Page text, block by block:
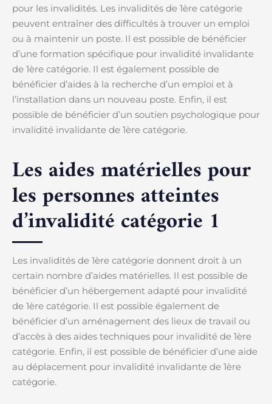
pour les invalidités. Les invalidités de 1ère catégorie
peuvent entraîner des difficultés à trouver un emploi
ou à maintenir un poste. Il est possible de bénéficier
d’une formation spécifique pour invalidité invalidante
de 1ère catégorie. Il est également possible de
bénéficier d’aides à la recherche d’un emploi et à
l’installation dans un nouveau poste. Enfin, il est
possible de bénéficier d’un soutien psychologique pour
invalidité invalidante de 1ère catégorie.
Les aides matérielles pour
les personnes atteintes
d’invalidité catégorie 1
Les invalidités de 1ère catégorie donnent droit à un
certain nombre d’aides matérielles. Il est possible de
bénéficier d’un hébergement adapté pour invalidité
de 1ère catégorie. Il est possible également de
bénéficier d’un aménagement des lieux de travail ou
d’accès à des aides techniques pour invalidité de 1ère
catégorie. Enfin, il est possible de bénéficier d’une aide
au déplacement pour invalidité invalidante de 1ère
catégorie.